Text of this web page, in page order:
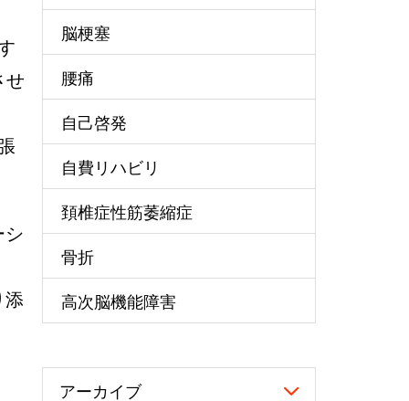
せ
シ
添
脳梗塞
腰痛
自己啓発
自費リハビリ
頚椎症性筋萎縮症
骨折
高次脳機能障害
アーカイブ